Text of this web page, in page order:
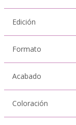
Edición
Formato
Acabado
Coloración